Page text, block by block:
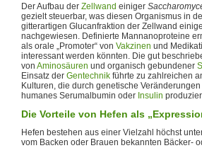
Der Aufbau der Zellwand einiger
gezielt steuerbar, was diesen Organismus in
gitterartigen Glucanfraktion der Zellwand
nachgewiesen. Definierte Mannanoproteine
als orale „Promoter“ von Vakzinen und
interessant werden könnten. Die gut
von Aminosäuren und organisch gebundener
Einsatz der Gentechnik führte zu zahlreichen
Kulturen, die durch genetische
humanes Serumalbumin oder Insulin
Die Vorteile von Hefen als
Hefen bestehen aus einer Vielzahl höchst
vom Backen oder Brauen bekannten Bäcker-